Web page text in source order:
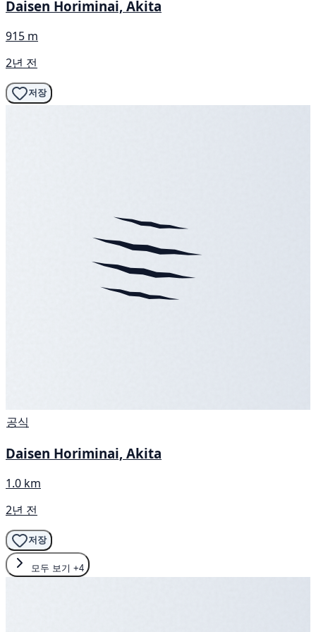
Daisen Horiminai, Akita
915 m
2년 전
저장
공식
Daisen Horiminai, Akita
1.0 km
2년 전
저장
모두 보기 +4